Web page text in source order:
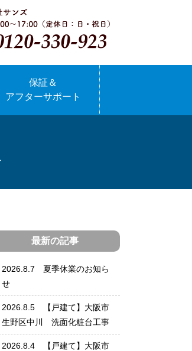
保証＆
アフターサポート
最新の記事
2026.8.7 夏季休業のお知ら
せ
2026.8.5 【戸建て】大阪市
生野区中川 洗面化粧台工事
2026.8.4 【戸建て】大阪市